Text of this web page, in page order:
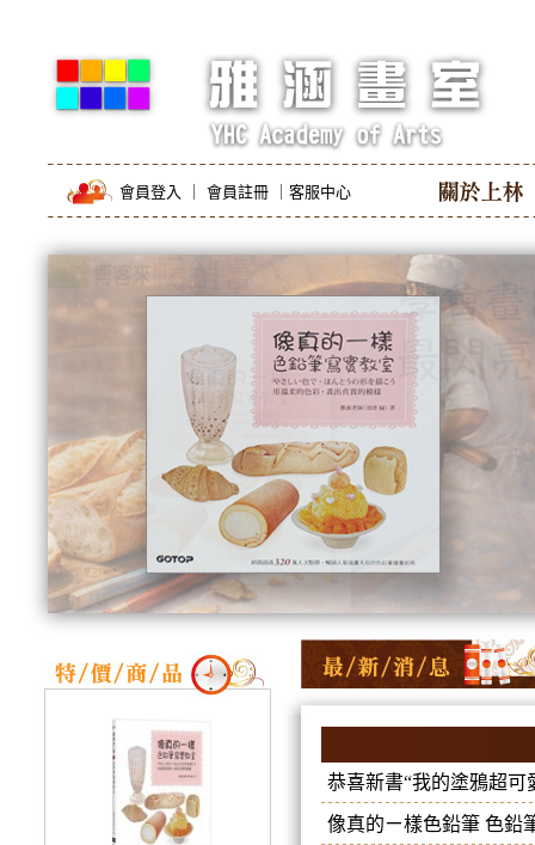
會員登入 會員註冊 客服中心
恭喜新書“我的塗鴉超
像真的ㄧ樣色鉛筆 色鉛